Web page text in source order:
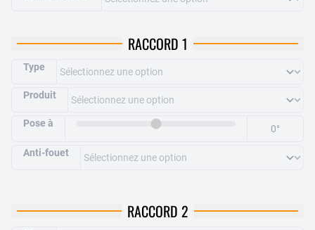
RACCORD 1
Type
Produit
Pose à 0°
Anti-fouet
RACCORD 2